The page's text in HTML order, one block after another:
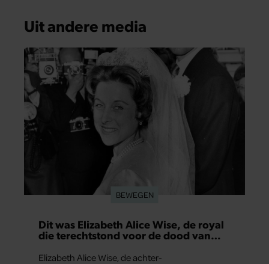
Uit andere media
BEWEGEN
Dit was Elizabeth Alice Wise, de royal
die terechtstond voor de dood van
Elizabeth Alice Wise, de achter-